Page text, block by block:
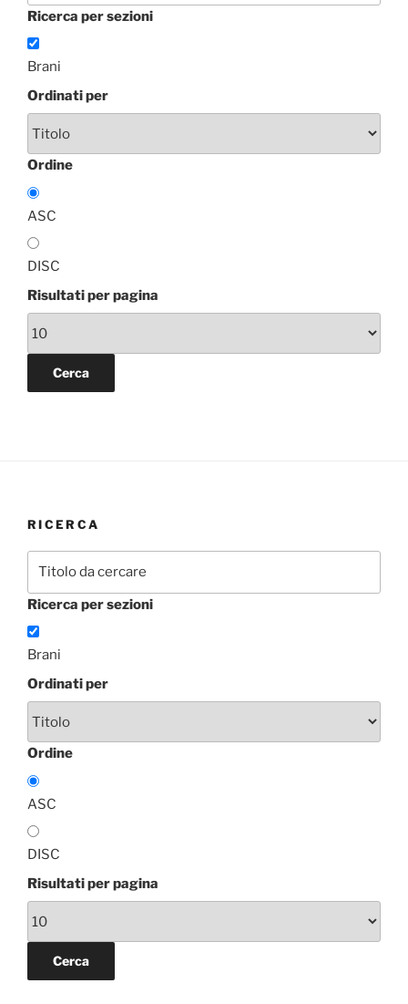
Ricerca per sezioni
Brani
Ordinati per
Ordine
ASC
DISC
Risultati per pagina
RICERCA
Ricerca per sezioni
Brani
Ordinati per
Ordine
ASC
DISC
Risultati per pagina